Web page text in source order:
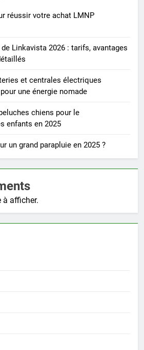
réussir votre achat LMNP
Linkavista 2026 : tarifs, avantages
et centrales électriques
une énergie nomade
chiens pour le
enfants en 2025
un grand parapluie en 2025 ?
à afficher.